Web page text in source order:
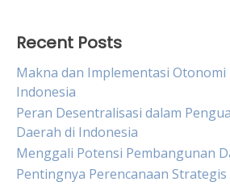
Recent Posts
Makna dan Implementasi Otonomi
Indonesia
Peran Desentralisasi dalam
Daerah di Indonesia
Menggali Potensi Pembangunan
Pentingnya Perencanaan Strategis